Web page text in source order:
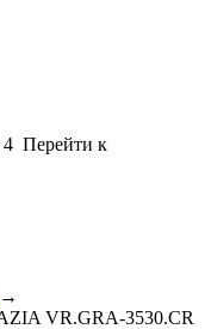
4 Перейти к
→
VR.GRA-3530.CR